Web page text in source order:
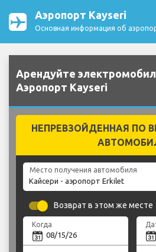
Аэропорт Kayseri
Основная информация об
Арендуйте
Аэропорт Kayseri
НЕПРЕВЗОЙДЕННАЯ ПО
Место получения автомобиля
Возврат в этом же месте
Когда